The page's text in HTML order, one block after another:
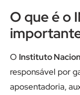
O que é o
O Instituto
responsável por
aposentadoria,